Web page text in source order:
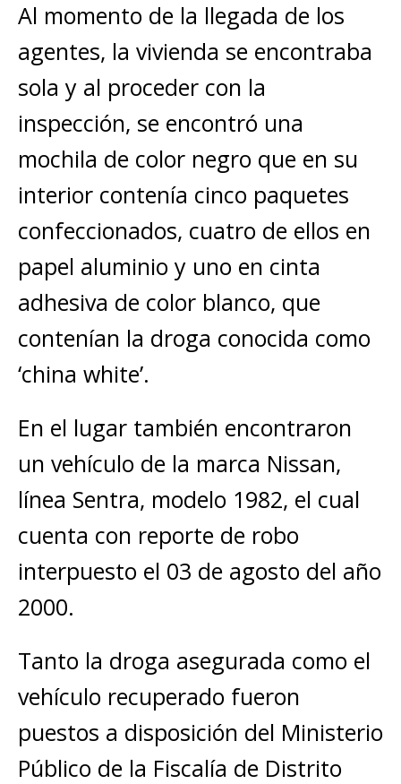
Al momento de la llegada de los
agentes, la vivienda se encontraba
sola y al proceder con la
inspección, se encontró una
mochila de color negro que en su
interior contenía cinco paquetes
confeccionados, cuatro de ellos en
papel aluminio y uno en cinta
adhesiva de color blanco, que
contenían la droga conocida como
‘china white’.
En el lugar también encontraron
un vehículo de la marca Nissan,
línea Sentra, modelo 1982, el cual
cuenta con reporte de robo
interpuesto el 03 de agosto del año
2000.
Tanto la droga asegurada como el
vehículo recuperado fueron
puestos a disposición del Ministerio
Público de la Fiscalía de Distrito